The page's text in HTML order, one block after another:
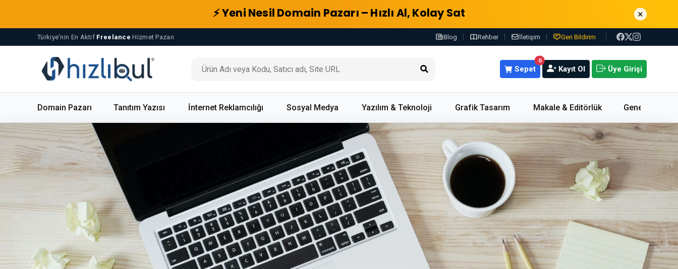
⚡ Yeni Nesil Domain Pazarı – Hızlı Al, Kolay Sat ×
Türkiye'nin En Aktif Freelance Hizmet Pazarı Blog Rehber İletişim Geri Bildirim
0
Sepet Kayıt Ol Üye Girişi
Domain Pazarı Tanıtım Yazısı İnternet Reklamcılığı Sosyal Medya Yazılım & Teknoloji Grafik Tasarım Makale & Editörlük Genel